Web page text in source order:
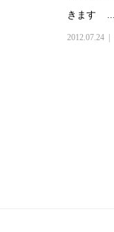
きます ...
2012.07.24